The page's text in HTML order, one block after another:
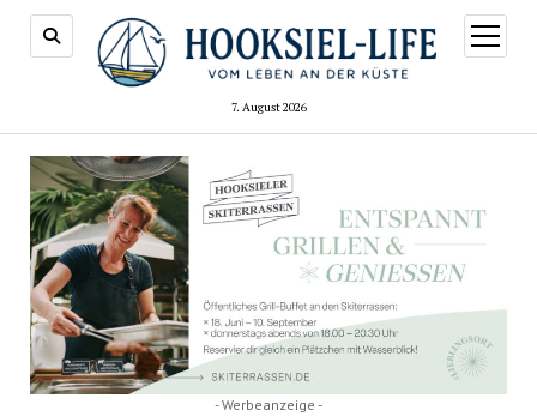
7. August 2026
Menü
öffnen
- Werbeanzeige -